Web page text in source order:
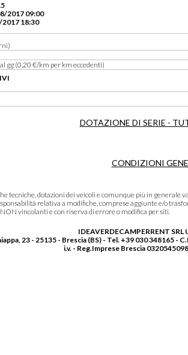
2017 09:00
18:30
gg (0,20 €/km per km eccedenti)
DOTAZIONE DI SERIE -
CONDIZIONI
tecniche, dotazioni dei veicoli e comunque più in generale
relativa a modifiche, comprese aggiunte e/o
vincolanti e con riserva di errore o modifica per siti.
IDEAVERDECAMPERRENT SRL
23 - 25135 - Brescia (BS) - Tel. +39 030 348165 -
i.v. - Reg.Imprese Brescia